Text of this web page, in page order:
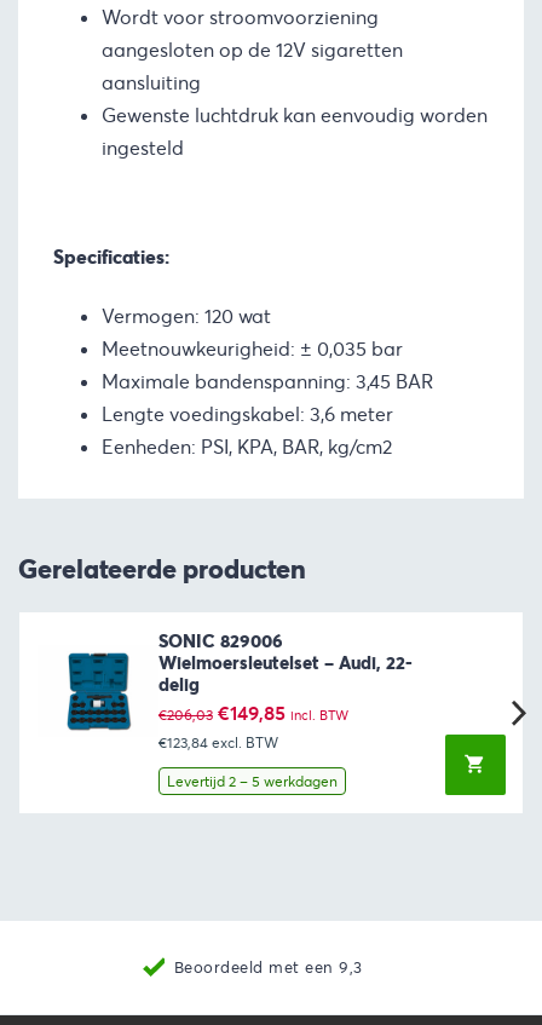
Wordt voor stroomvoorziening
aangesloten op de 12V sigaretten
aansluiting
Gewenste luchtdruk kan eenvoudig worden
ingesteld
Specificaties:
Vermogen: 120 wat
Meetnouwkeurigheid: ± 0,035 bar
Maximale bandenspanning: 3,45 BAR
Lengte voedingskabel: 3,6 meter
Eenheden: PSI, KPA, BAR, kg/cm2
Gerelateerde producten
SONIC 829006
Wielmoersleutelset – Audi, 22-
delig
€206,03 Oorspronkelijke
prijs
was:
€206,03.
€149,85Huidige
€149,85.
incl. BTW
€123,84 excl. BTW
Levertijd 2 – 5 werkdagen
Beoordeeld met een 9,3